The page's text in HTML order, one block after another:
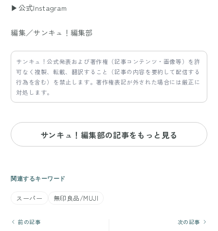
▶公式Instagram
編集／サンキュ！編集部
サンキュ！公式発表および著作権（記事コンテンツ・画像等）を許
可なく複製、転載、翻訳すること（記事の内容を要約して配信する
行為を含む）を禁止します。著作権表記が外された場合には厳正に
対処します。
サンキュ！編集部の記事をもっと見る
関連するキーワード
スーパー 無印良品/MUJI
前の記事 次の記事